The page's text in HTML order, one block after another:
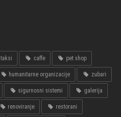
taksi caffe pet shop
humanitarne organizacije zubari
sigurnosni sistemi galerija
renoviranje restorani